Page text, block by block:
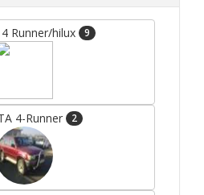
Runner/hilux 9
4-Runner 2